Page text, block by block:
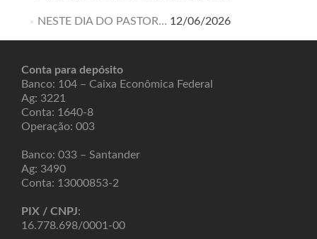
NESTE DIA DO PASTOR… 12/06/2026
Conta para depósito
Banco: 104 – Caixa Econômica Federal
Ag: 3221
Conta: 1640-8
Operação: 003
Banco: 033 – Santander
Ag: 3490
Conta: 13000853-2
PIX / CNPJ:
16.778.698/0001-00